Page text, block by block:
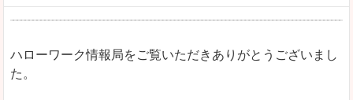
ハローワーク情報局をご覧いただきありがとうございまし
た。